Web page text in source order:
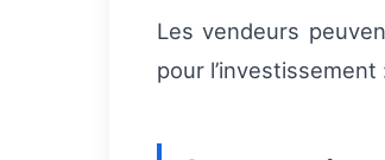
Les vendeurs
pour